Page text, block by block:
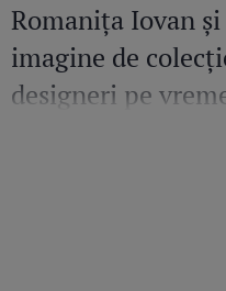
Romanița Iovan
imagine de
designeri pe